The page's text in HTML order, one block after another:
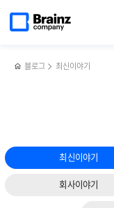
페이지로
블로그 최신이야기
최신이야기
회사이야기
필수
4가지
다음
슬라이드